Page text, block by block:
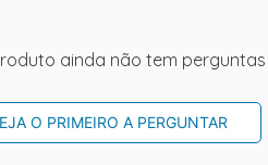
ainda não tem perguntas
O PRIMEIRO A PERGUNTAR